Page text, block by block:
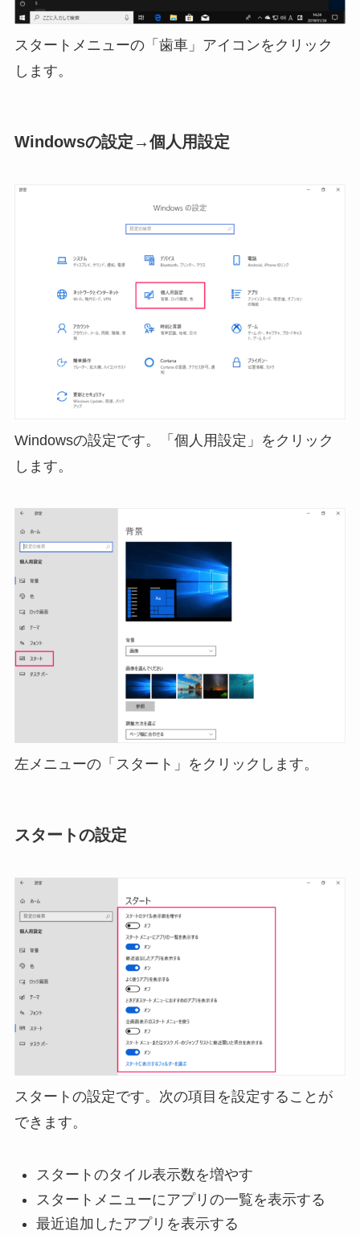
スタートメニューの「歯車」アイコンをクリック
します。
Windowsの設定→個人用設定
Windowsの設定です。「個人用設定」をクリック
します。
左メニューの「スタート」をクリックします。
スタートの設定
スタートの設定です。次の項目を設定することが
できます。
スタートのタイル表示数を増やす
スタートメニューにアプリの一覧を表示する
最近追加したアプリを表示する